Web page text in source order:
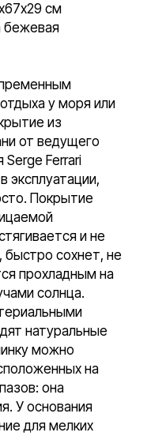
cм
бежевая
у моря или
из
от ведущего
Serge Ferrari
эксплуатации,
Покрытие
и не
быстро сохнет, не
прохладным на
солнца.
натуральные
можно
на
она
У основания
для мелких